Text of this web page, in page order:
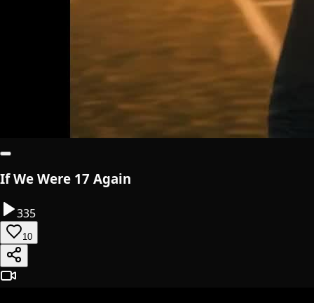
If We Were 17 Again
335
10